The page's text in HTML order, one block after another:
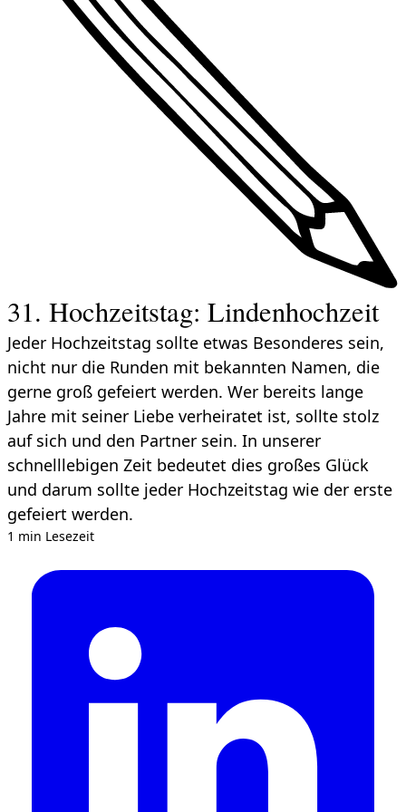
31. Hochzeitstag: Lindenhochzeit
Jeder Hochzeitstag sollte etwas Besonderes sein,
nicht nur die Runden mit bekannten Namen, die
gerne groß gefeiert werden. Wer bereits lange
Jahre mit seiner Liebe verheiratet ist, sollte stolz
auf sich und den Partner sein. In unserer
schnelllebigen Zeit bedeutet dies großes Glück
und darum sollte jeder Hochzeitstag wie der erste
gefeiert werden.
1 min Lesezeit